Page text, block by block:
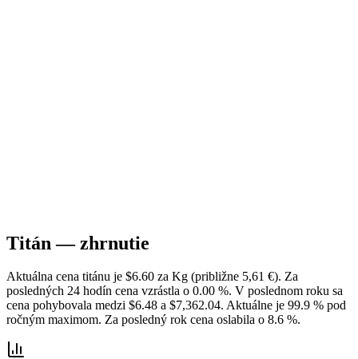
Titán — zhrnutie
Aktuálna cena titánu je $6.60 za Kg (približne 5,61 €). Za
posledných 24 hodín cena vzrástla o 0.00 %. V poslednom roku sa
cena pohybovala medzi $6.48 a $7,362.04. Aktuálne je 99.9 % pod
ročným maximom. Za posledný rok cena oslabila o 8.6 %.